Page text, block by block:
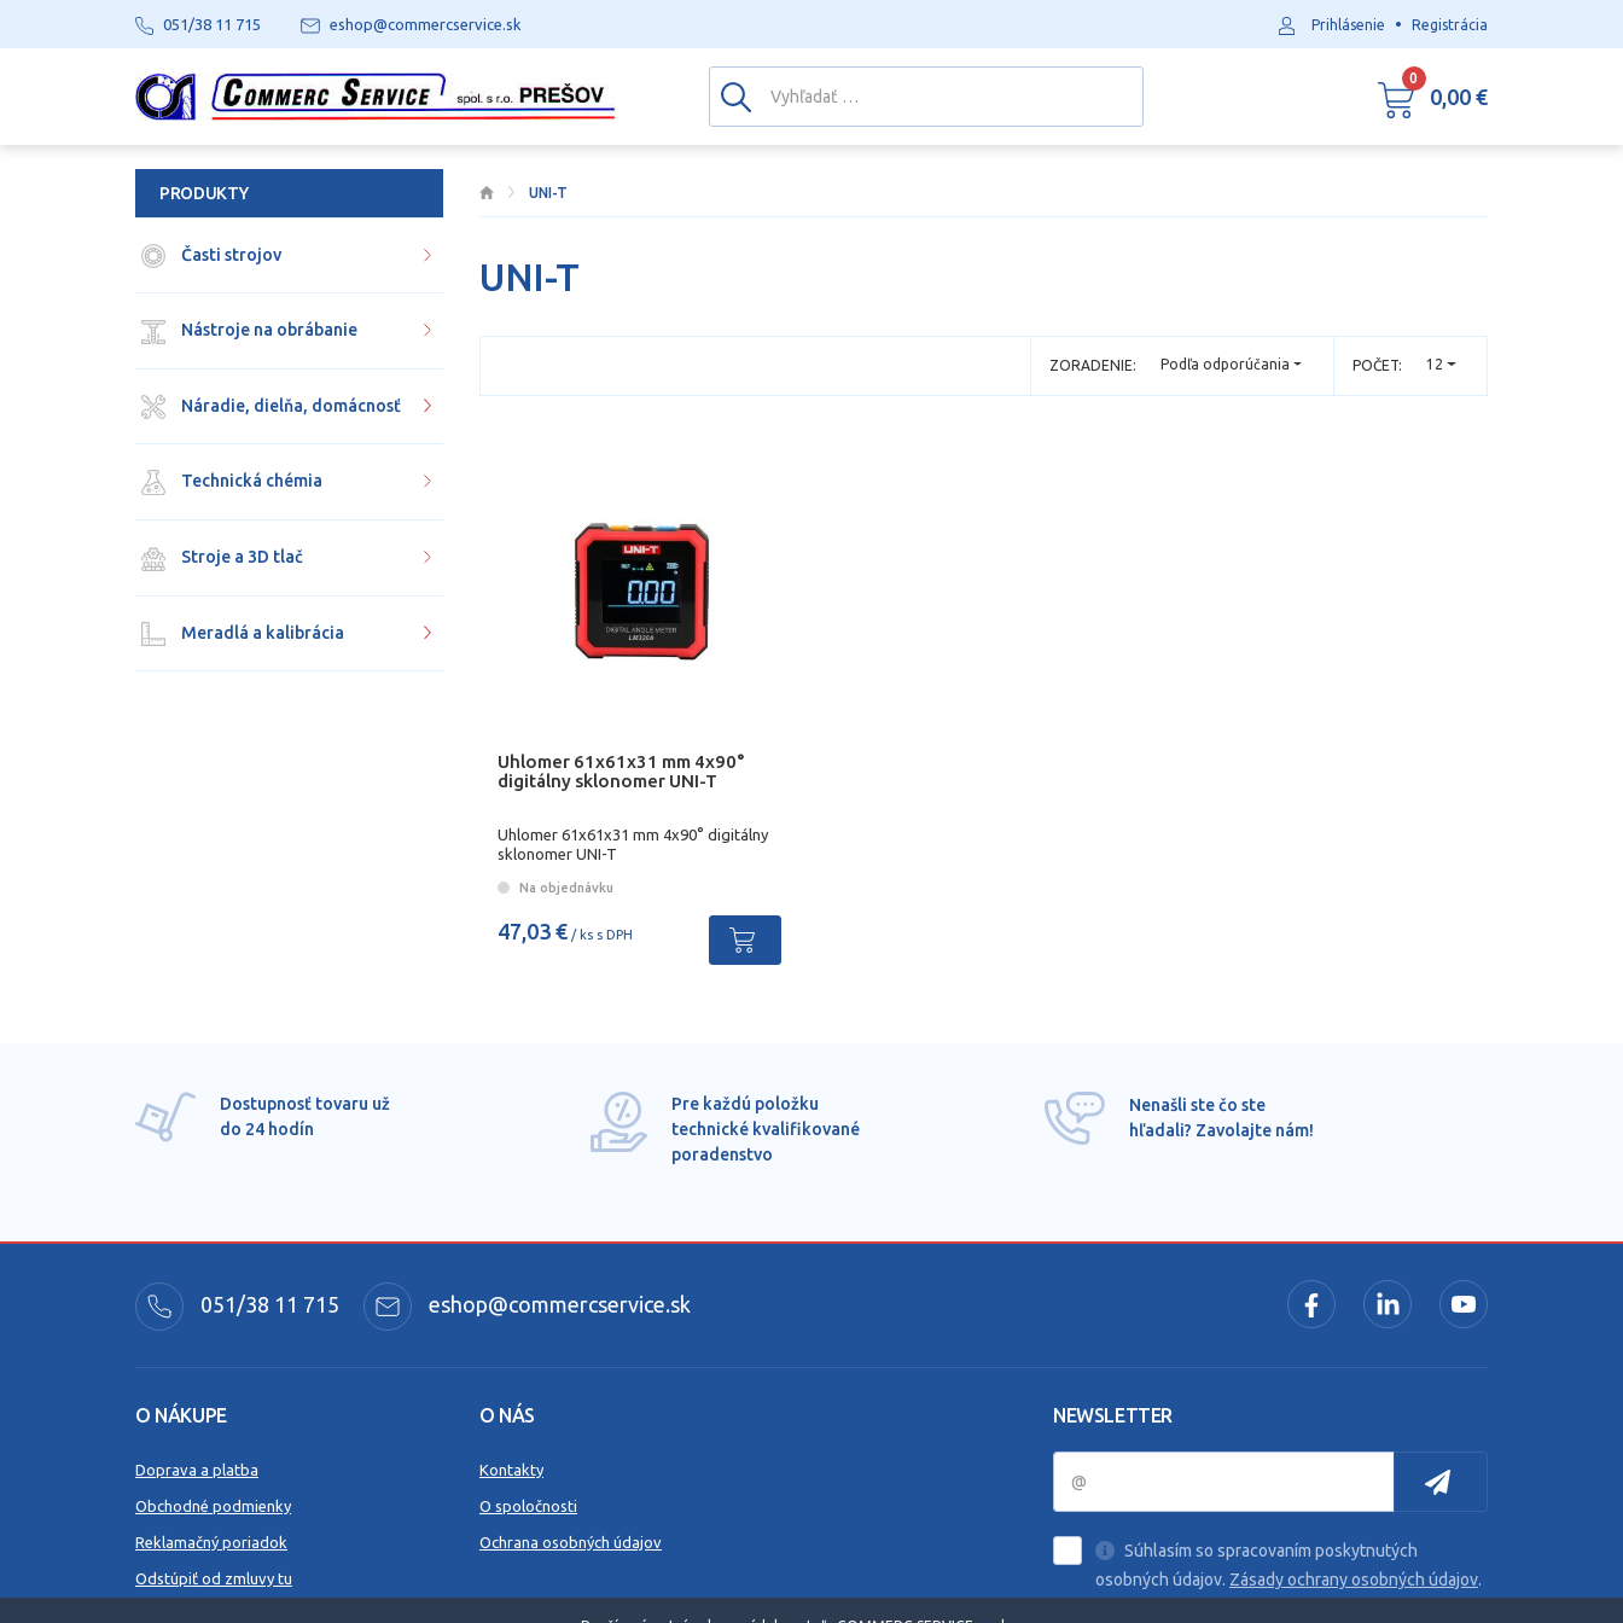
UNI-T
UNI-T
POČET: 12
ZORADENIE: Podľa odporúčania
Uhlomer 61x61x31 mm 4x90°
digitálny sklonomer UNI-T
Uhlomer 61x61x31 mm 4x90° digitálny
sklonomer UNI-T
Na objednávku
47,03 € / ks s DPH
PRODUKTY
Časti strojov
Nástroje na obrábanie
Náradie, dielňa, domácnosť
Technická chémia
Stroje a 3D tlač
Meradlá a kalibrácia
Dostupnosť tovaru už
do 24 hodín
Pre každú položku
technické kvalifikované
poradenstvo
Nenašli ste čo ste
hľadali? Zavolajte nám!
051/38 11 715 eshop@commercservice.sk
O NÁKUPE
Doprava a platba
Obchodné podmienky
Reklamačný poriadok
Odstúpiť od zmluvy tu
O NÁS
Kontakty
O spoločnosti
Ochrana osobných údajov
NEWSLETTER
Súhlasím so spracovaním poskytnutých
osobných údajov. Zásady ochrany osobných údajov.
051/38 11 715 eshop@commercservice.sk Prihlásenie • Registrácia
0
0,00 €